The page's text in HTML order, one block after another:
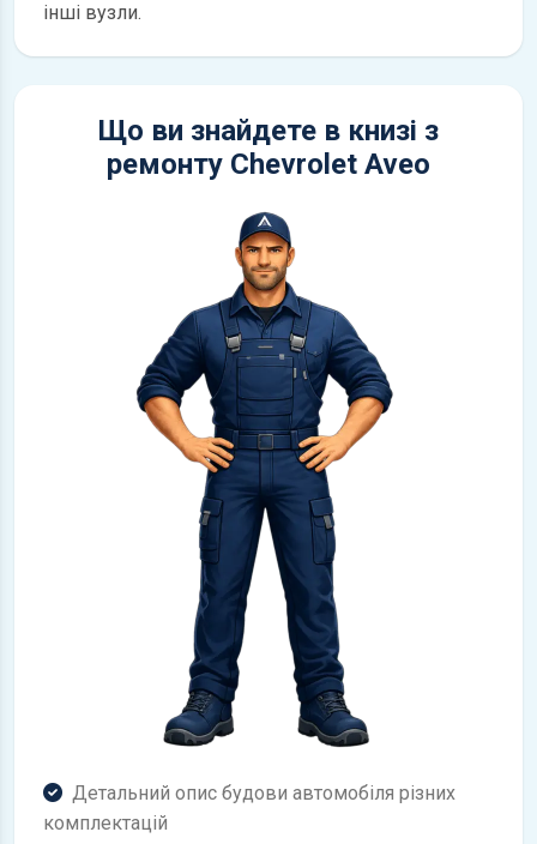
інші вузли.
Що ви знайдете в книзі з
ремонту Chevrolet Aveo
Детальний опис будови автомобіля різних
комплектацій